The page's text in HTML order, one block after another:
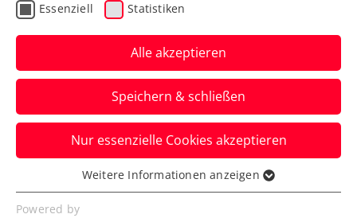
Erste Bank Open:
Farewell-Party für Thiem
– Sieg, Ehrung und
Konfettiregen
5000 Zuschauer:innen lassen das ÖTV-Ass
vorm letzten ATP-Turnierstart in Wien
nochmal hochleben.
Essenziell Statistiken
Alle akzeptieren
Speichern & schließen
Nur essenzielle Cookies akzeptieren
Essenziell
Essenzielle Cookies werden für grundlegende
Weitere Informationen anzeigen
Powered by